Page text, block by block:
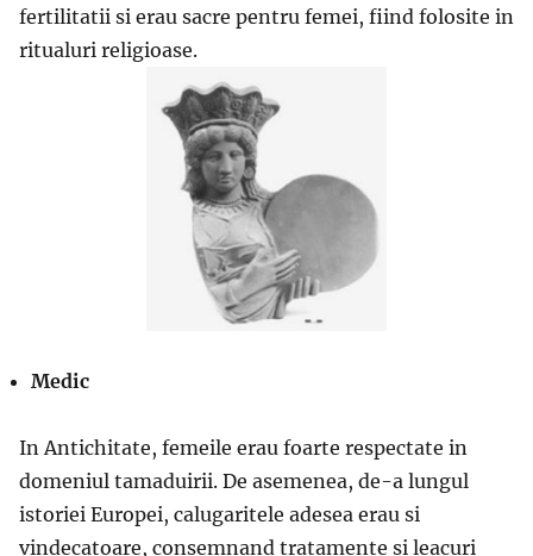
fertilitatii si erau sacre pentru femei, fiind folosite in
ritualuri religioase.
Medic
In Antichitate, femeile erau foarte respectate in
domeniul tamaduirii. De asemenea, de-a lungul
istoriei Europei, calugaritele adesea erau si
vindecatoare, consemnand tratamente si leacuri